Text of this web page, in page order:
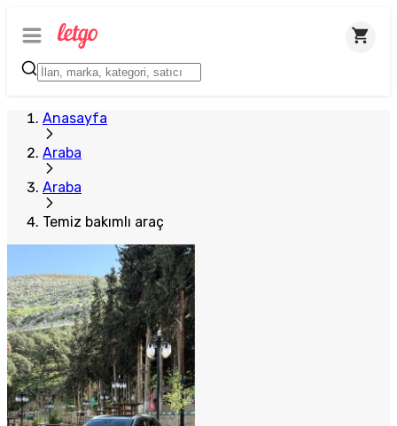
Anasayfa
Araba
Araba
Temiz bakımlı araç